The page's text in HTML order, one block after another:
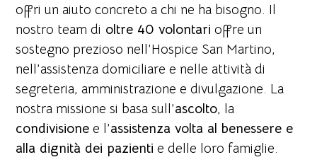
offri un aiuto concreto a chi ne ha bisogno. Il
nostro team di oltre 40 volontari offre un
sostegno prezioso nell’Hospice San Martino,
nell’assistenza domiciliare e nelle attività di
segreteria, amministrazione e divulgazione. La
nostra missione si basa sull’ascolto, la
condivisione e l’assistenza volta al benessere e
alla dignità dei pazienti e delle loro famiglie.